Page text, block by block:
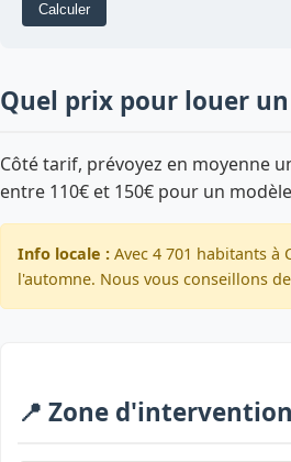
Calculer
Quel prix pour louer
Côté tarif, prévoyez en moyenne
entre 110€ et 150€ pour un
Info locale : Avec 4 701 habitants à
l'automne. Nous vous conseillons
📍 Zone